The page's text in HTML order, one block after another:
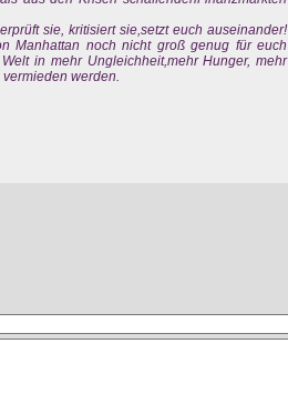
sie, kritisiert sie,setzt euch auseinander!
Manhattan noch nicht groß genug für euch
in mehr Ungleichheit,mehr Hunger, mehr
werden.